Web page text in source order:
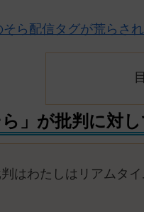
そら配信タグが荒らさ
ら」が批判に対
判はわたしはリアムタ